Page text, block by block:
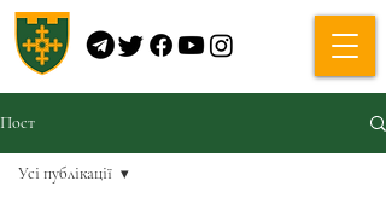
Пост
Усі публікації